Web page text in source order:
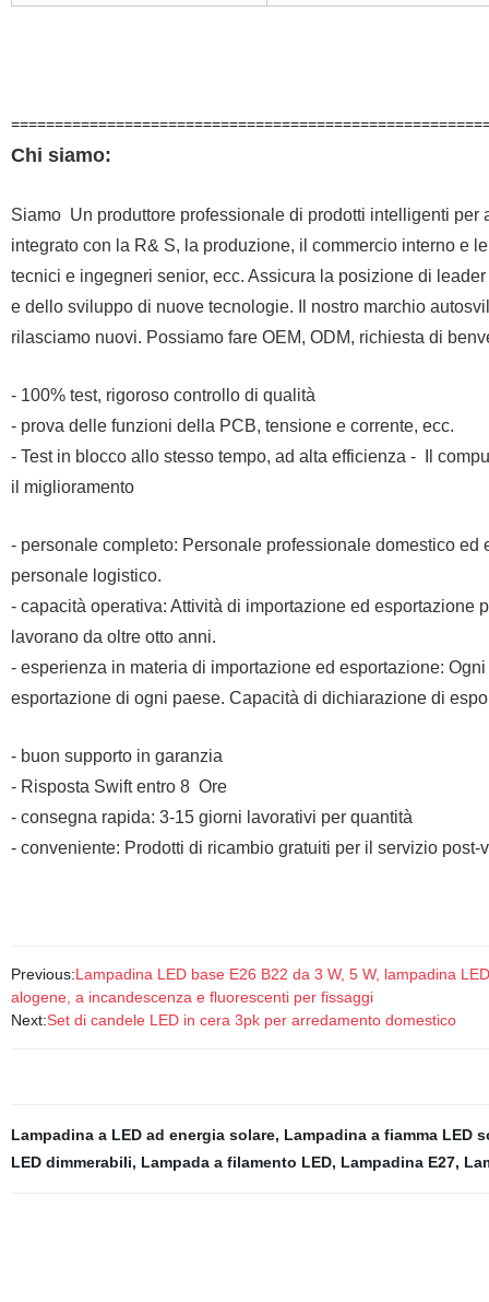
Chi siamo:
Siamo Un produttore professionale di prodotti intelligenti
integrato con la R& S, la produzione, il commercio interno e
tecnici e ingegneri senior, ecc. Assicura la posizione di
e dello sviluppo di nuove tecnologie. Il nostro marchio
rilasciamo nuovi. Possiamo fare OEM, ODM, richiesta di
- 100% test, rigoroso controllo di qualità
- prova delle funzioni della PCB, tensione e corrente, ecc.
- Test in blocco allo stesso tempo, ad alta efficienza - Il
il miglioramento
- personale completo: Personale professionale domestico
personale logistico.
- capacità operativa: Attività di importazione ed
lavorano da oltre otto anni.
- esperienza in materia di importazione ed esportazione:
esportazione di ogni paese. Capacità di dichiarazione di
- buon supporto in garanzia
- Risposta Swift entro 8 Ore
- consegna rapida: 3-15 giorni lavorativi per quantità
- conveniente: Prodotti di ricambio gratuiti per il servizio post-
Previous:Lampadina LED base E26 B22 da 3 W, 5 W, lampadina
alogene, a incandescenza e fluorescenti per fissaggi
Next:Set di candele LED in cera 3pk per arredamento domestico
Lampadina a LED ad energia solare, Lampadina a fiamma LED
LED dimmerabili, Lampada a filamento LED, Lampadina E27,